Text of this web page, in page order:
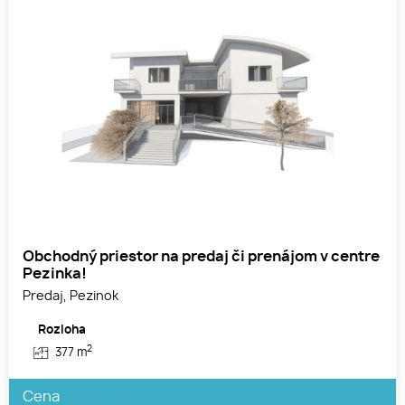
Obchodný priestor na predaj či prenájom v centre
Pezinka!
Predaj, Pezinok
Rozloha
377 m2
Cena